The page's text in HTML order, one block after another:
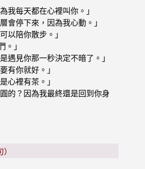
我每天都在心裡叫你。」
會停下來，因為我心動。」
以陪你散步。」
。」
遇見你那一秒決定不暗了。」
有你就好。」
心裡有茶。」
圓的？因為我最終還是回到你身